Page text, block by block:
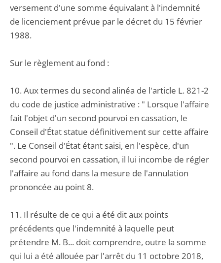
versement d'une somme équivalant à l'indemnité
de licenciement prévue par le décret du 15 février
1988.
Sur le règlement au fond :
10. Aux termes du second alinéa de l'article L. 821-2
du code de justice administrative : " Lorsque l'affaire
fait l'objet d'un second pourvoi en cassation, le
Conseil d'État statue définitivement sur cette affaire
". Le Conseil d'État étant saisi, en l'espèce, d'un
second pourvoi en cassation, il lui incombe de régler
l'affaire au fond dans la mesure de l'annulation
prononcée au point 8.
11. Il résulte de ce qui a été dit aux points
précédents que l'indemnité à laquelle peut
prétendre M. B... doit comprendre, outre la somme
qui lui a été allouée par l'arrêt du 11 octobre 2018,